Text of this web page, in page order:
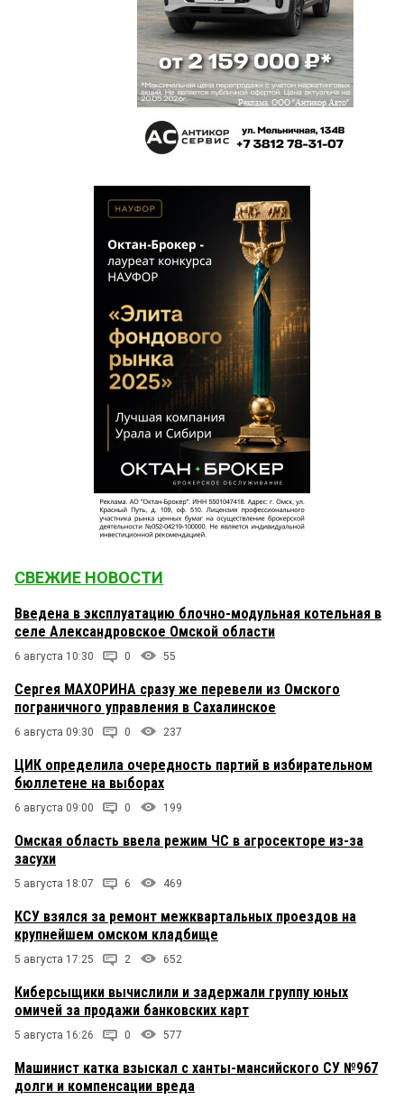
СВЕЖИЕ НОВОСТИ
Введена в эксплуатацию блочно-модульная котельная в
селе Александровское Омской области
6 августа 10:30 0 55
Сергея МАХОРИНА сразу же перевели из Омского
пограничного управления в Сахалинское
6 августа 09:30 0 237
ЦИК определила очередность партий в избирательном
бюллетене на выборах
6 августа 09:00 0 199
Омская область ввела режим ЧС в агросекторе из-за
засухи
5 августа 18:07 6 469
КСУ взялся за ремонт межквартальных проездов на
крупнейшем омском кладбище
5 августа 17:25 2 652
Киберсыщики вычислили и задержали группу юных
омичей за продажи банковских карт
5 августа 16:26 0 577
Машинист катка взыскал с ханты-мансийского СУ №967
долги и компенсации вреда